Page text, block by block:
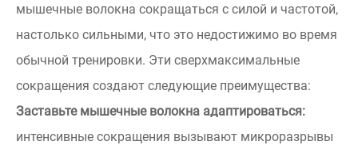
мышечные волокна сокращаться с силой и частотой,
настолько сильными, что это недостижимо во время
обычной тренировки. Эти сверхмаксимальные
сокращения создают следующие преимущества:
Заставьте мышечные волокна адаптироваться:
интенсивные сокращения вызывают микроразрывы